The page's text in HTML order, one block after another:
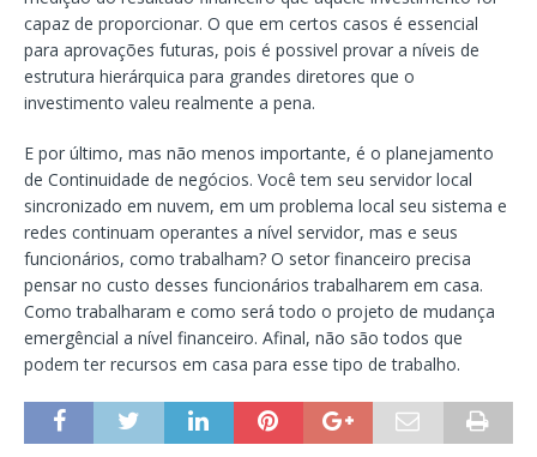
capaz de proporcionar. O que em certos casos é essencial
para aprovações futuras, pois é possivel provar a níveis de
estrutura hierárquica para grandes diretores que o
investimento valeu realmente a pena.
E por último, mas não menos importante, é o planejamento
de Continuidade de negócios. Você tem seu servidor local
sincronizado em nuvem, em um problema local seu sistema e
redes continuam operantes a nível servidor, mas e seus
funcionários, como trabalham? O setor financeiro precisa
pensar no custo desses funcionários trabalharem em casa.
Como trabalharam e como será todo o projeto de mudança
emergêncial a nível financeiro. Afinal, não são todos que
podem ter recursos em casa para esse tipo de trabalho.